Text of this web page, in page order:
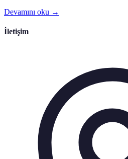
Devamını oku →
İletişim